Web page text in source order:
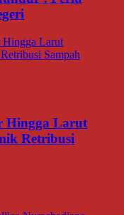
Hingga Larut
Retribusi